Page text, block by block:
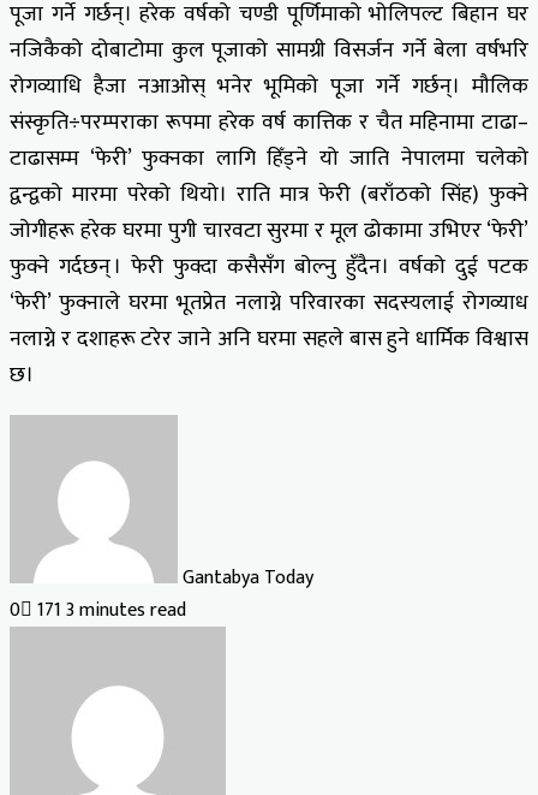
पूजा गर्ने गर्छन्। हरेक वर्षको चण्डी पूर्णिमाको भोलिपल्ट बिहान घर
नजिकैको दोबाटोमा कुल पूजाको सामग्री विसर्जन गर्ने बेला वर्षभरि
रोगव्याधि हैजा नआओस् भनेर भूमिको पूजा गर्ने गर्छन्। मौलिक
संस्कृति÷परम्पराका रूपमा हरेक वर्ष कात्तिक र चैत महिनामा टाढा–
टाढासम्म ‘फेरी’ फुक्नका लागि हिँड्ने यो जाति नेपालमा चलेको
द्वन्द्वको मारमा परेको थियो। राति मात्र फेरी (बराँठको सिंह) फुक्ने
जोगीहरू हरेक घरमा पुगी चारवटा सुरमा र मूल ढोकामा उभिएर ‘फेरी’
फुक्ने गर्दछन् । फेरी फुक्दा कसैसँग बोल्नु हुँदैन। वर्षको दुई पटक
‘फेरी’ फुक्नाले घरमा भूतप्रेत नलाग्ने परिवारका सदस्यलाई रोगव्याध
नलाग्ने र दशाहरू टरेर जाने अनि घरमा सहले बास हुने धार्मिक विश्वास
छ।
Gantabya Today
0 1713 minutes read